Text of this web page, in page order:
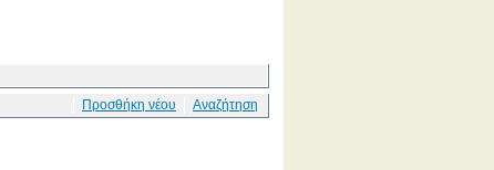
Προσθήκη νέου Αναζήτηση